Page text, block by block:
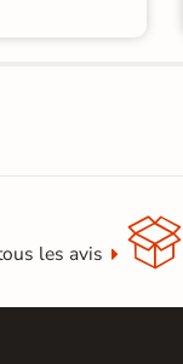
les avis
